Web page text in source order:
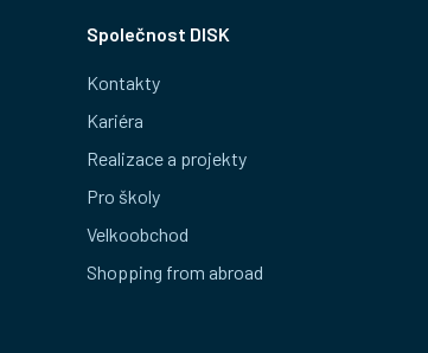
Společnost DISK
Kontakty
Kariéra
Realizace a projekty
Pro školy
Velkoobchod
Shopping from abroad